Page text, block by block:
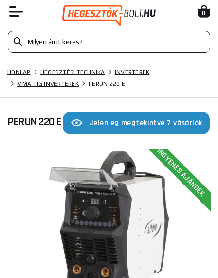
0
HONLAP HEGESZTÉSI TECHNIKA
INVERTEREK
MMA-TIG INVERTEREK
PERUN 220 E
PERUN 220 E Jelenleg megtekintve 7 vásárlók
INGYENES AJÁNDÉK